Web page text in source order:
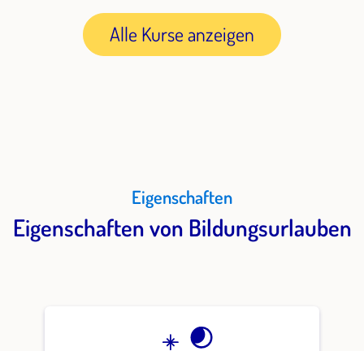
Alle Kurse anzeigen
Eigenschaften
Eigenschaften von Bildungsurlauben